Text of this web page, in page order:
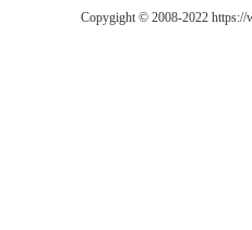
Copygight © 2008-2022